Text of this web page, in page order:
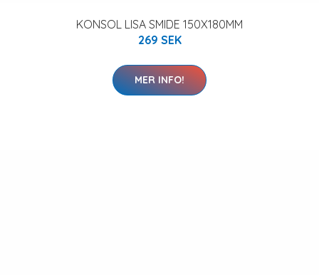
KONSOL LISA SMIDE 150X180MM
269 SEK
MER INFO!